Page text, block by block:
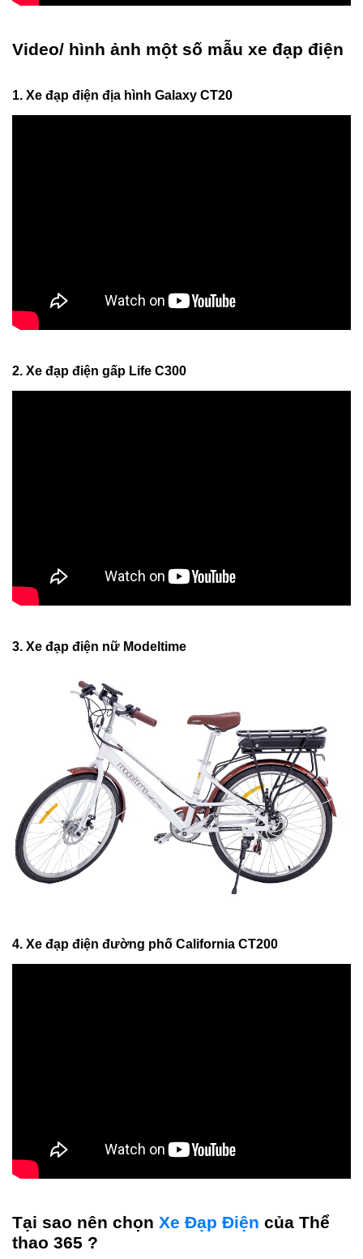
Video/ hình ảnh một số mẫu xe đạp điện
1. Xe đạp điện địa hình Galaxy CT20
2. Xe đạp điện gấp Life C300
3. Xe đạp điện nữ Modeltime
4. Xe đạp điện đường phố California CT200
Tại sao nên chọn Xe Đạp Điện của Thể
thao 365 ?